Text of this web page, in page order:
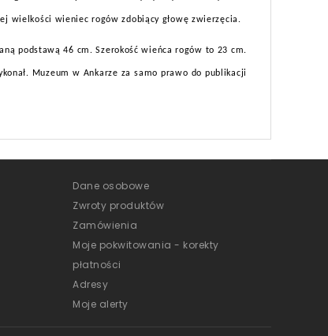
wielkości wieniec rogów zdobiący głowę zwierzęcia.
podstawą 46 cm. Szerokość wieńca rogów to 23 cm.
Muzeum w Ankarze za samo prawo do publikacji
Dane osobowe
Zwroty produktów
Zamówienia
Moje pokwitowania - korekty
płatności
Adresy
Moje alerty